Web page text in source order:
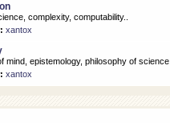
complexity, computability..
xantox
mind, epistemology, philosophy of science..
xantox